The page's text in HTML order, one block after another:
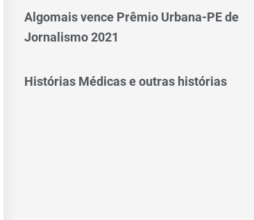
Algomais vence Prêmio Urbana-PE de
Jornalismo 2021
Histórias Médicas e outras histórias